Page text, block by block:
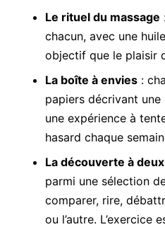
Le rituel du massage
chacun, avec une
objectif que le plaisir
La boîte à envies :
papiers décrivant une
une expérience à
hasard chaque
La découverte à deux
parmi une sélection
comparer, rire,
ou l’autre. L’exercice